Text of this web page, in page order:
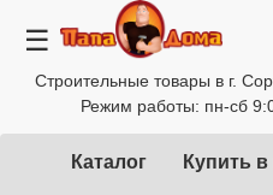
☰
Строительные товары в г.
Режим работы: пн-сб
Каталог Купить в